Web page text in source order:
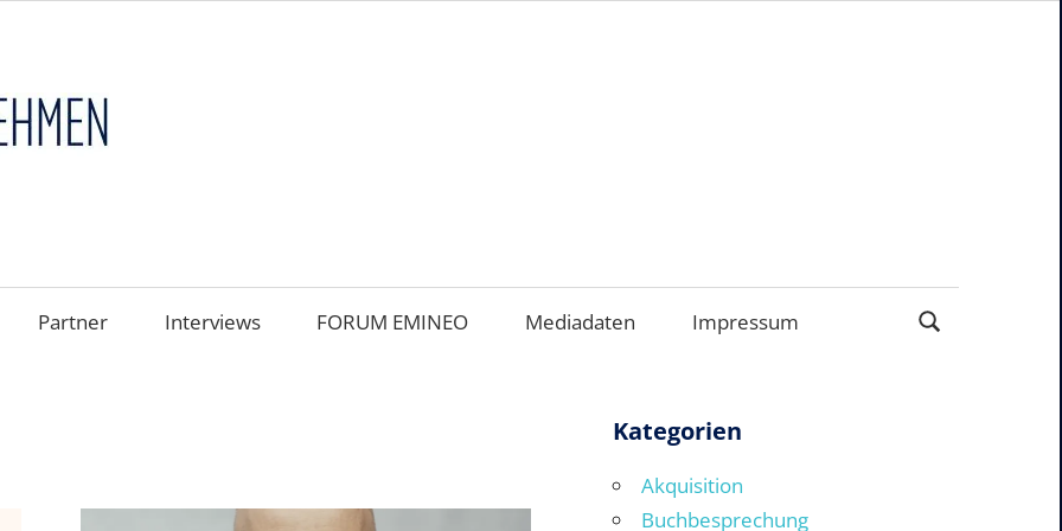
Partner Interviews FORUM EMINEO Mediadaten Impressum
Kategorien
Akquisition
Buchbesprechung